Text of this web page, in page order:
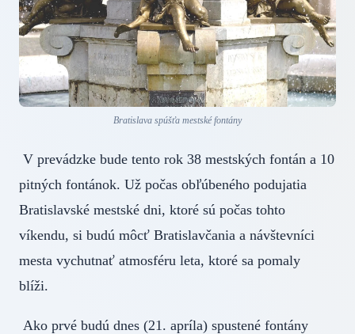
Bratislava spúšťa mestské fontány
V prevádzke bude tento rok 38 mestských fontán a 10
pitných fontánok. Už počas obľúbeného podujatia
Bratislavské mestské dni, ktoré sú počas tohto
víkendu, si budú môcť Bratislavčania a návštevníci
mesta vychutnať atmosféru leta, ktoré sa pomaly
blíži.
Ako prvé budú dnes (21. apríla) spustené fontány